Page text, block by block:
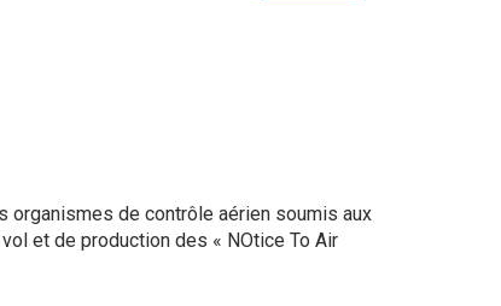
de contrôle aérien soumis aux
et de production des « NOtice To Air